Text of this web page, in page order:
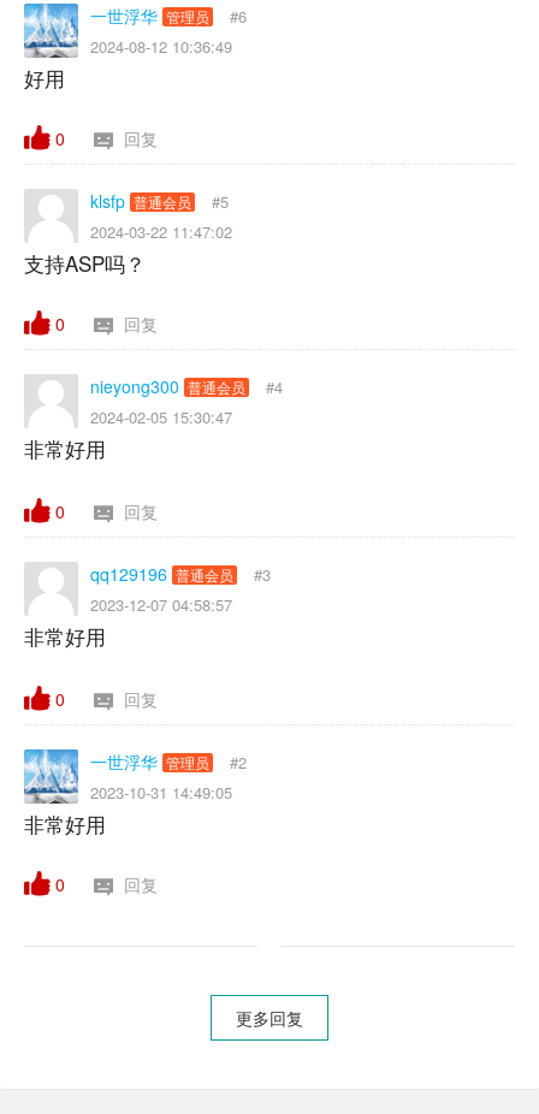
一世浮华 管理员
#6
2024-08-12 10:36:49
好用
0 回复
klsfp 普通会员
#5
2024-03-22 11:47:02
支持ASP吗？
0 回复
nieyong300 普通会员
#4
2024-02-05 15:30:47
非常好用
0 回复
qq129196 普通会员
#3
2023-12-07 04:58:57
非常好用
0 回复
一世浮华 管理员
#2
2023-10-31 14:49:05
非常好用
0 回复
更多回复